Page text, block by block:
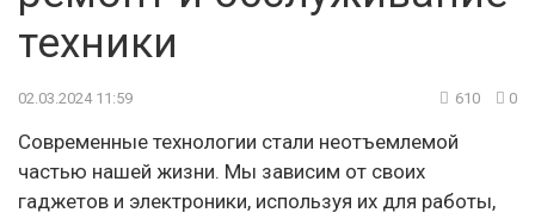
техники
02.03.2024 11:59 610 0
Современные технологии стали неотъемлемой
частью нашей жизни. Мы зависим от своих
гаджетов и электроники, используя их для работы,